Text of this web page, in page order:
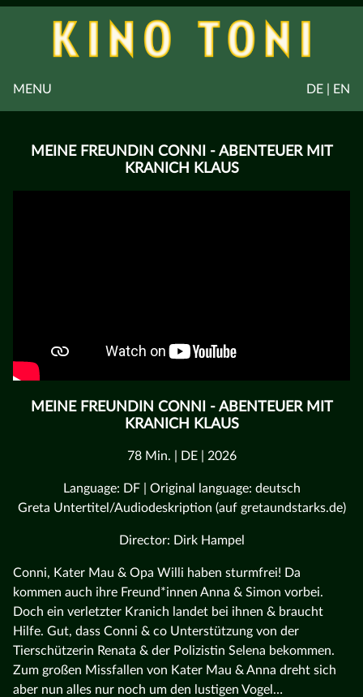
DE | EN
MENU
MEINE FREUNDIN CONNI - ABENTEUER MIT
KRANICH KLAUS
MEINE FREUNDIN CONNI - ABENTEUER MIT
KRANICH KLAUS
78 Min. | DE | 2026
Language: DF | Original language: deutsch
Greta Untertitel/Audiodeskription (auf gretaundstarks.de)
Director: Dirk Hampel
Conni, Kater Mau & Opa Willi haben sturmfrei! Da
kommen auch ihre Freund*innen Anna & Simon vorbei.
Doch ein verletzter Kranich landet bei ihnen & braucht
Hilfe. Gut, dass Conni & co Unterstützung von der
Tierschützerin Renata & der Polizistin Selena bekommen.
Zum großen Missfallen von Kater Mau & Anna dreht sich
aber nun alles nur noch um den lustigen Vogel…